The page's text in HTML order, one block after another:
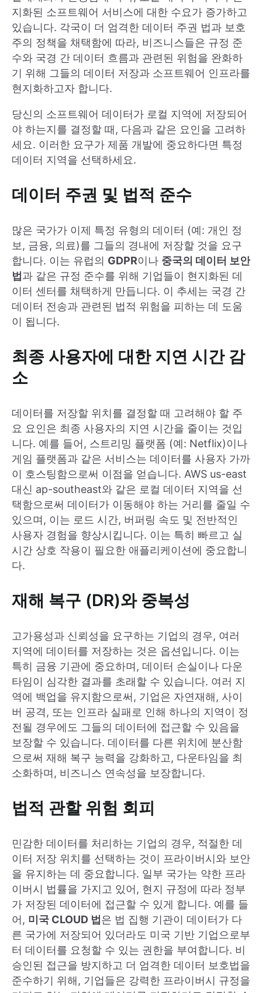
지화된 소프트웨어 서비스에 대한 수요가 증가하고
있습니다. 각국이 더 엄격한 데이터 주권 법과 보호
주의 정책을 채택함에 따라, 비즈니스들은 규정 준
수와 국경 간 데이터 흐름과 관련된 위험을 완화하
기 위해 그들의 데이터 저장과 소프트웨어 인프라를
현지화하고자 합니다.
당신의 소프트웨어 데이터가 로컬 지역에 저장되어
야 하는지를 결정할 때, 다음과 같은 요인을 고려하
세요. 이러한 요구가 제품 개발에 중요하다면 특정
데이터 지역을 선택하세요.
데이터 주권 및 법적 준수
많은 국가가 이제 특정 유형의 데이터 (예: 개인 정
보, 금융, 의료)를 그들의 경내에 저장할 것을 요구
합니다. 이는 유럽의 GDPR이나 중국의 데이터 보안
법 과 같은 규정 준수를 위해 기업들이 현지화된 데
이터 센터를 채택하게 만듭니다. 이 추세는 국경 간
데이터 전송과 관련된 법적 위험을 피하는 데 도움
이 됩니다.
최종 사용자에 대한 지연 시간 감
소
데이터를 저장할 위치를 결정할 때 고려해야 할 주
요 요인은 최종 사용자의 지연 시간을 줄이는 것입
니다. 예를 들어, 스트리밍 플랫폼 (예: Netflix)이나
게임 플랫폼과 같은 서비스는 데이터를 사용자 가까
이 호스팅함으로써 이점을 얻습니다. AWS us-east
대신 ap-southeast와 같은 로컬 데이터 지역을 선
택함으로써 데이터가 이동해야 하는 거리를 줄일 수
있으며, 이는 로드 시간, 버퍼링 속도 및 전반적인
사용자 경험을 향상시킵니다. 이는 특히 빠르고 실
시간 상호 작용이 필요한 애플리케이션에 중요합니
다.
재해 복구 (DR)와 중복성
고가용성과 신뢰성을 요구하는 기업의 경우, 여러
지역에 데이터를 저장하는 것은 옵션입니다. 이는
특히 금융 기관에 중요하며, 데이터 손실이나 다운
타임이 심각한 결과를 초래할 수 있습니다. 여러 지
역에 백업을 유지함으로써, 기업은 자연재해, 사이
버 공격, 또는 인프라 실패로 인해 하나의 지역이 정
전될 경우에도 그들의 데이터에 접근할 수 있음을
보장할 수 있습니다. 데이터를 다른 위치에 분산함
으로써 재해 복구 능력을 강화하고, 다운타임을 최
소화하며, 비즈니스 연속성을 보장합니다.
법적 관할 위험 회피
민감한 데이터를 처리하는 기업의 경우, 적절한 데
이터 저장 위치를 선택하는 것이 프라이버시와 보안
을 유지하는 데 중요합니다. 일부 국가는 약한 프라
이버시 법률을 가지고 있어, 현지 규정에 따라 정부
가 저장된 데이터에 접근할 수 있게 합니다. 예를 들
어, 미국 CLOUD 법 은 법 집행 기관이 데이터가 다
른 국가에 저장되어 있더라도 미국 기반 기업으로부
터 데이터를 요청할 수 있는 권한을 부여합니다. 비
승인된 접근을 방지하고 더 엄격한 데이터 보호법을
준수하기 위해, 기업들은 강력한 프라이버시 규정을